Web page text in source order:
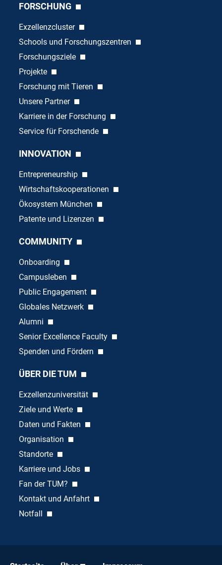
FORSCHUNG
Exzellenzcluster
Schools und Forschungszentren
Forschungsziele
Projekte
Forschung mit Tieren
Unsere Partner
Karriere in der Forschung
Service für Forschende
INNOVATION
Entrepreneurship
Wirtschaftskooperationen
Ökosystem München
Patente und Lizenzen
COMMUNITY
Onboarding
Campusleben
Public Engagement
Globales Netzwerk
Alumni
Senior Excellence Faculty
Spenden und Fördern
ÜBER DIE TUM
Exzellenzuniversität
Ziele und Werte
Daten und Fakten
Organisation
Standorte
Karriere und Jobs
Fan der TUM?
Kontakt und Anfahrt
Notfall